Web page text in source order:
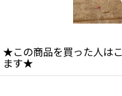
★この商品を買った人は
ます★